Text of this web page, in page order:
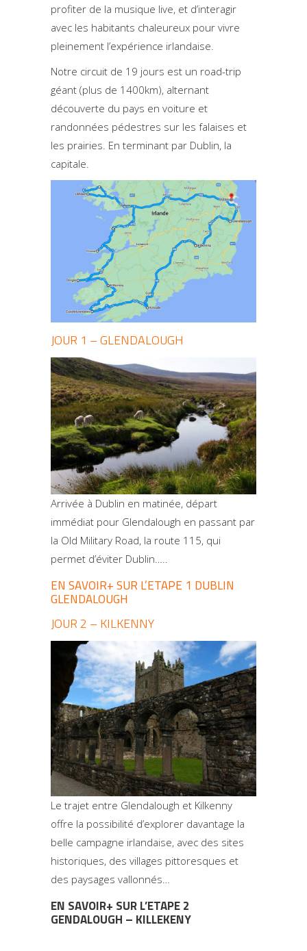
profiter de la musique live, et d’interagir
avec les habitants chaleureux pour vivre
pleinement l’expérience irlandaise.
Notre circuit de 19 jours est un road-trip
géant (plus de 1400km), alternant
découverte du pays en voiture et
randonnées pédestres sur les falaises et
les prairies. En terminant par Dublin, la
capitale.
JOUR 1 – GLENDALOUGH
Arrivée à Dublin en matinée, départ
immédiat pour Glendalough en passant par
la Old Military Road, la route 115, qui
permet d’éviter Dublin…..
EN SAVOIR+ SUR L’ETAPE 1 DUBLIN
GLENDALOUGH
JOUR 2 – KILKENNY
Le trajet entre Glendalough et Kilkenny
offre la possibilité d’explorer davantage la
belle campagne irlandaise, avec des sites
historiques, des villages pittoresques et
des paysages vallonnés…
EN SAVOIR+ SUR L’ETAPE 2
GENDALOUGH – KILLEKENY